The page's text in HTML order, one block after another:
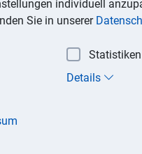
alle anderen
Lohnsteuer. Die
individuell
Sie in unserer
Statistiken
Details